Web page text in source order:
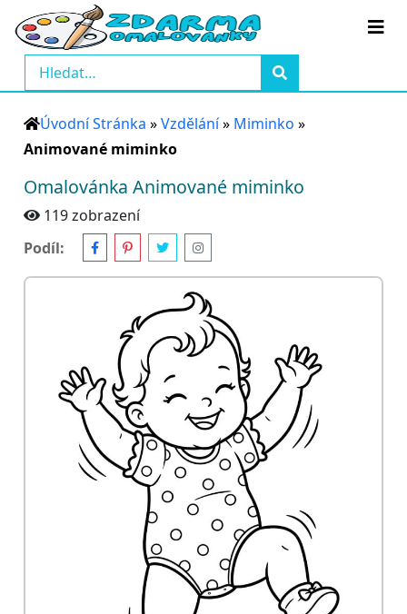
Úvodní Stránka »Vzdělání» Miminko »
Animované miminko
Omalovánka Animované miminko
119 zobrazení
Podíl: